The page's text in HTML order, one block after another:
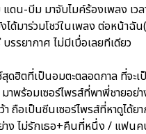
น-บีม มาจับไมค์ร้องเพลง เวล
มาร่วมโชว์ในเพลง ต่อหน้าฉัน
รยากาศ ไม่มีเบื่อเลยทีเดียว
ฮิตที่เป็นอมตะตลอดกาล ที่จะเ
พร้อมเซอร์ไพรส์ที่พาพี่ชายอย่
อเป็นซีนเซอร์ไพรส์ที่หาดูได้ยา
าง ไม่รักเธอ+คืนที่หนึ่ง / แฟน